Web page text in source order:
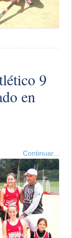
9
en
Continuar...